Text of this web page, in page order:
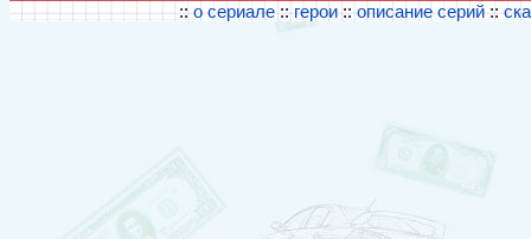
:: о сериале:: герои::описание серий::